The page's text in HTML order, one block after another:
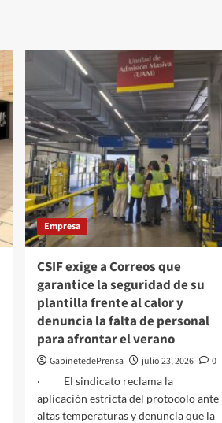
de
Mojácar
que
ayer
Empresa
CSIF exige a Correos que
garantice la seguridad de su
plantilla frente al calor y
denuncia la falta de personal
para afrontar el verano
GabinetedePrensa julio 23, 2026
0
· El sindicato reclama la
aplicación estricta del protocolo ante
altas temperaturas y denuncia que la